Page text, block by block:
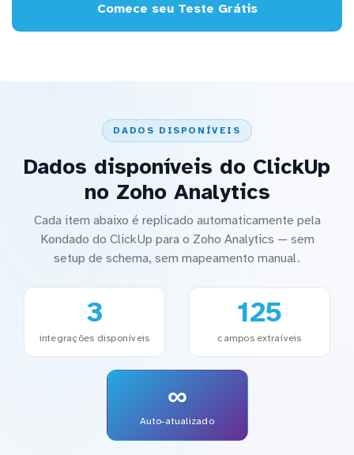
Comece seu Teste Grátis
DADOS DISPONÍVEIS
Dados disponíveis do ClickUp
no Zoho Analytics
Cada item abaixo é replicado automaticamente pela
Kondado do ClickUp para o Zoho Analytics — sem
setup de schema, sem mapeamento manual.
3
integrações disponíveis
125
campos extraíveis
∞
Auto-atualizado